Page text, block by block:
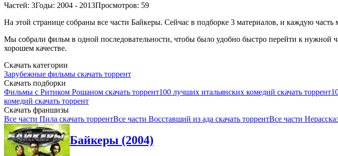
Частей: 3Годы: 2004 - 2013Просмотров: 59
На этой странице собраны все части Байкеры. Сейчас в подборке 3 материалов, и каждую часть
Мы собрали фильм в одной последовательности, чтобы было удобно быстро перейти к нужной
хорошем качестве.
Скачать категории
Зарубежные фильмы скачать торрент
Скачать подборки
Фильмы с Ритиком Рошаном скачать торрент100 лучших итальянских комедий скачать торрент
комедий скачать торрент
Скачать франшизы
Все части Пила скачать торрентВсе части Восставший из ада скачать торрентВсе части
Байкеры (2004)